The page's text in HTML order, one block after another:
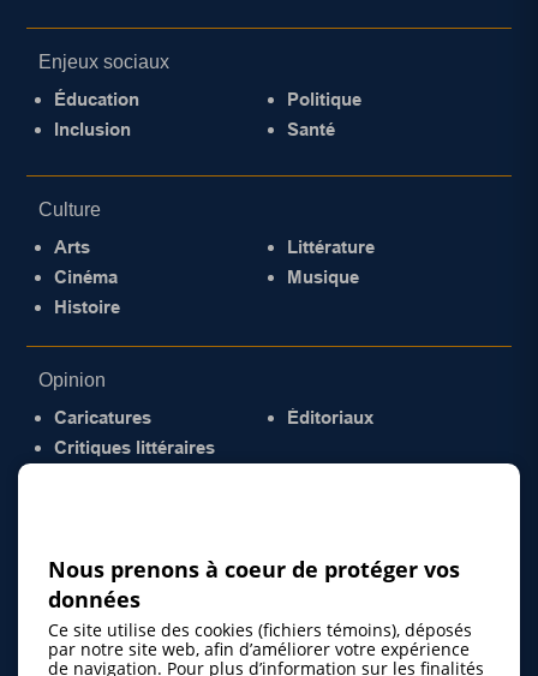
Enjeux sociaux
Éducation
Inclusion
Politique
Santé
Culture
Arts
Cinéma
Histoire
Littérature
Musique
Opinion
Caricatures
Critiques littéraires
Éditoriaux
Nous prenons à coeur de protéger vos
données
Ce site utilise des cookies (fichiers témoins), déposés
par notre site web, afin d’améliorer votre expérience
de navigation. Pour plus d’information sur les finalités